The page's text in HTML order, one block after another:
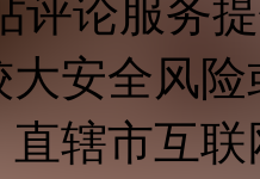
评论服务
安全风
辖市互